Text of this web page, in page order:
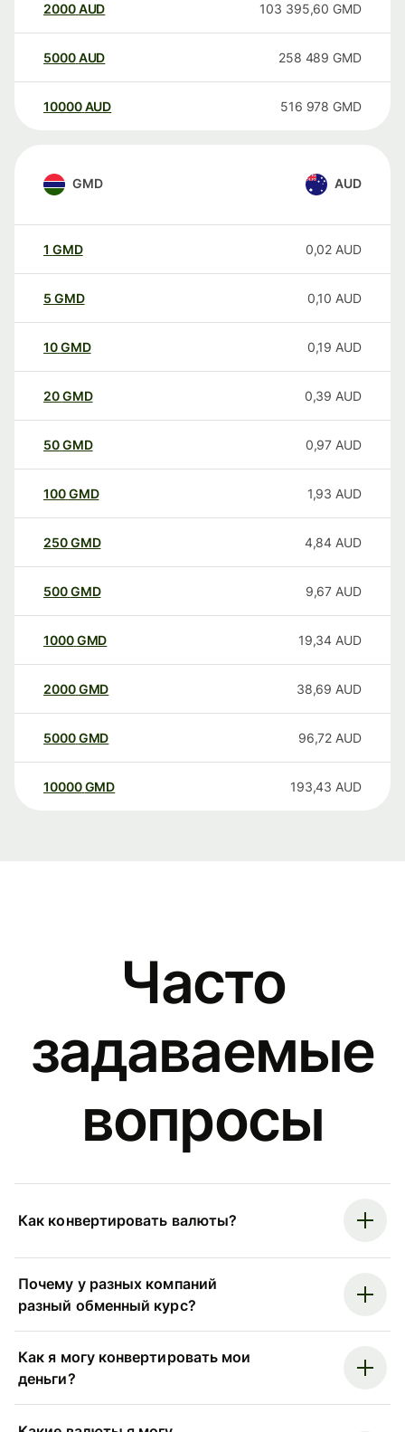
2000AUD 103 395,60 GMD
5000AUD 258 489 GMD
10000 AUD 516 978 GMD
GMD AUD
1 GMD 0,02 AUD
5 GMD 0,10 AUD
10GMD 0,19 AUD
20GMD 0,39 AUD
50GMD 0,97 AUD
100GMD 1,93 AUD
250GMD 4,84 AUD
500GMD 9,67 AUD
1000GMD 19,34 AUD
2000GMD 38,69 AUD
5000GMD 96,72 AUD
10000 GMD 193,43 AUD
Часто
задаваемые
вопросы
Как конвертировать валюты?
Почему у разных компаний
разный обменный курс?
Как я могу конвертировать мои
деньги?